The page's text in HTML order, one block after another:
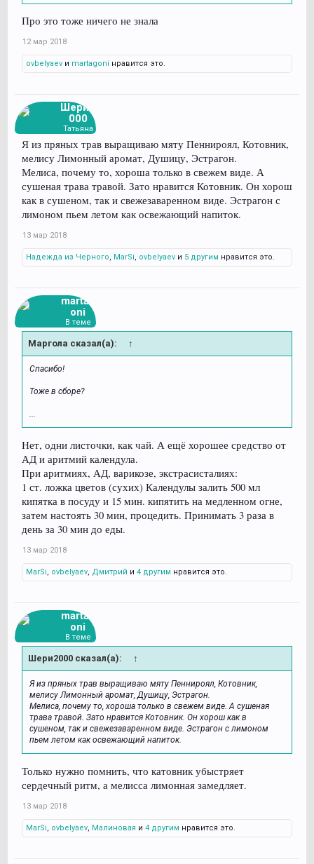
Про это тоже ничего не знала
12 мар 2018
ovbelyaev и martagoni нравится это.
Шери2
000
Татьяна
Я из пряных трав выращиваю мяту Пеннироял, Котовник,
мелису Лимонный аромат, Душицу, Эстрагон.
Мелиса, почему то, хороша только в свежем виде. А
сушеная трава травой. Зато нравится Котовник. Он хорош
как в сушеном, так и свежезаваренном виде. Эстрагон с
лимоном пьем летом как освежающий напиток.
13 мар 2018
Надежда из Черного, MarSi, ovbelyaev и 5 другим нравится это.
martag
oni
В теме
Маргола сказал(а): ↑
Спасибо!
Тоже в сборе?
...
Нет, одни листочки, как чай. А ещё хорошее средство от
АД и аритмий календула.
При аритмиях, АД, варикозе, экстрасисталиях:
1 ст. ложка цветов (сухих) Календулы залить 500 мл
кипятка в посуду и 15 мин. кипятить на медленном огне,
затем настоять 30 мин, процедить. Принимать 3 раза в
день за 30 мин до еды.
13 мар 2018
MarSi, ovbelyaev, Дмитрий и 4 другим нравится это.
martag
oni
В теме
Шери2000 сказал(а): ↑
Я из пряных трав выращиваю мяту Пеннироял, Котовник,
мелису Лимонный аромат, Душицу, Эстрагон.
Мелиса, почему то, хороша только в свежем виде. А сушеная
трава травой. Зато нравится Котовник. Он хорош как в
сушеном, так и свежезаваренном виде. Эстрагон с лимоном
пьем летом как освежающий напиток.
Только нужно помнить, что катовник убыстряет
сердечный ритм, а мелисса лимонная замедляет.
13 мар 2018
MarSi ovbelyaev Малиновая и 4 другим нравится это.